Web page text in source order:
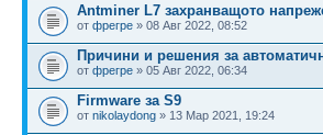
Antminer L7 захранващото
от фрегре » 08 Авг 2022, 08:52
Причини и решения за
от фрегре » 05 Авг 2022, 06:34
Firmware за S9
от nikolaydong » 13 Мар 2021, 19:24